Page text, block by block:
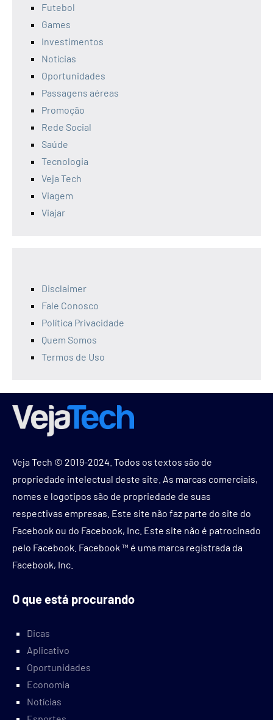
Futebol
Games
Investimentos
Notícias
Oportunidades
Passagens aéreas
Promoção
Rede Social
Saúde
Tecnologia
Veja Tech
Viagem
Viajar
Disclaimer
Fale Conosco
Política Privacidade
Quem Somos
Termos de Uso
Veja Tech © 2019-2024. Todos os textos são de
propriedade intelectual deste site. As marcas comerciais,
nomes e logotipos são de propriedade de suas
respectivas empresas. Este site não faz parte do site do
Facebook ou do Facebook, Inc. Este site não é patrocinado
pelo Facebook. Facebook ™ é uma marca registrada da
Facebook, Inc.
O que está procurando
Dicas
Aplicativo
Oportunidades
Economia
Notícias